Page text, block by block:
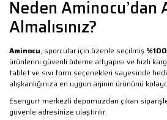
Neden Aminocu’dan
Almalısınız?
Aminocu, sporcular için özenle seçilmiş
ürünlerini güvenli ödeme altyapısı ve hızlı
tablet ve sıvı form seçenekleri sayesinde
alışkanlığınıza en uygun arjinin ürününü
Esenyurt merkezli depomuzdan çıkan
güvenle adresinize ulaştırılır.